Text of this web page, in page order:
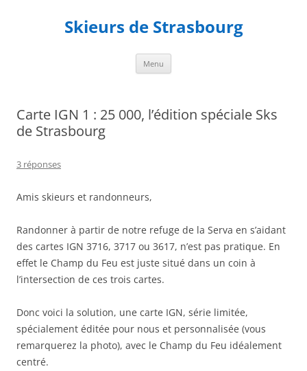
Skieurs de Strasbourg
Menu
Carte IGN 1 : 25 000, l’édition spéciale Sks
de Strasbourg
3 réponses
Amis skieurs et randonneurs,
Randonner à partir de notre refuge de la Serva en s’aidant
des cartes IGN 3716, 3717 ou 3617, n’est pas pratique. En
effet le Champ du Feu est juste situé dans un coin à
l’intersection de ces trois cartes.
Donc voici la solution, une carte IGN, série limitée,
spécialement éditée pour nous et personnalisée (vous
remarquerez la photo), avec le Champ du Feu idéalement
centré.